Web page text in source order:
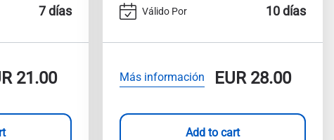
7 días
21.00
Válido Por 10 días
Más información EUR28.00
Add to cart